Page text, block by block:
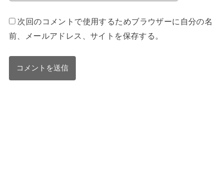
次回のコメントで使用するためブラウザーに自分の名
前、メールアドレス、サイトを保存する。